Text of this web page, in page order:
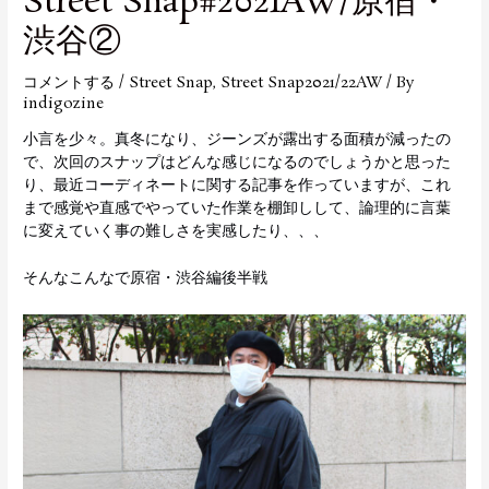
渋谷②
コメントする / Street Snap, Street Snap2021/22AW / By
indigozine
小言を少々。真冬になり、ジーンズが露出する面積が減ったの
で、次回のスナップはどんな感じになるのでしょうかと思った
り、最近コーディネートに関する記事を作っていますが、これ
まで感覚や直感でやっていた作業を棚卸しして、論理的に言葉
に変えていく事の難しさを実感したり、、、
そんなこんなで原宿・渋谷編後半戦